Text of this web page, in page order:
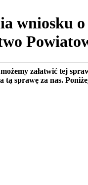
wniosku
załatwić tej
tą sprawę za nas.